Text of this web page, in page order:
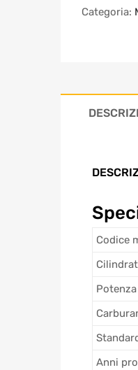
Categoria:
Codice
Anni